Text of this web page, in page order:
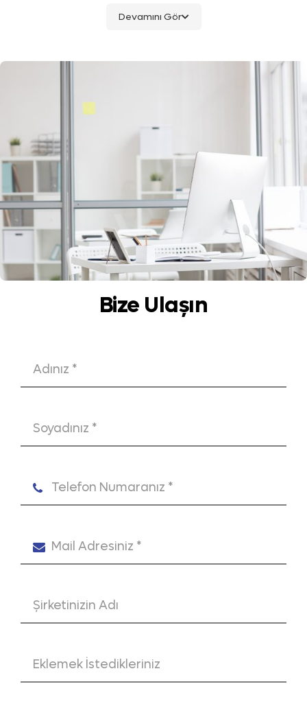
tipografi, sayfa düzeni, etkileşimli
ilk temas kurduğu alanlardan biridir.
Bu temas anı, güven oluşturmak,
ilgiyi sürdürmek ve kullanıcıyı
hedeflenen aksiyona yönlendirmek
açısından kritik öneme sahiptir.
Başarılı bir web tasarımı, hem görsel
uyum hem de sezgisel kullanım
sunarak kullanıcı deneyimini
güçlendirir ve dijital varlığı değerli
o siteye dair bir algı oluşturur.
kullanıcı dostu ve markayla uyumlu
bağlılık duygusu yaratır.
performansından dönüşüm
marka algısına kadar birçok alanda
Devamını Gör
Bize Ulaşın